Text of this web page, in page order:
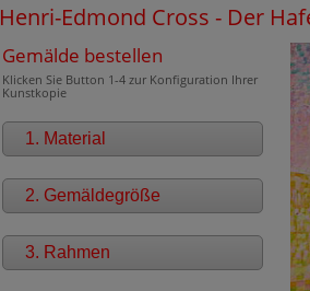
Henri-Edmond Cross - Der
Gemälde bestellen
Klicken Sie Button 1-4 zur Konfiguration Ihrer
Kunstkopie
1. Material
2. Gemäldegröße
3. Rahmen